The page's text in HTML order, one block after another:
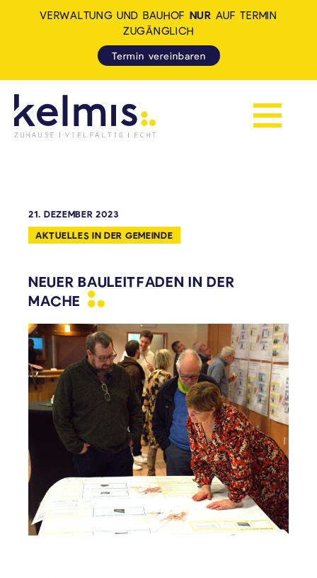
Navigation
VERWALTUNG UND BAUHOF NUR AUF TERMIN
ZUGÄNGLICH
Termin vereinbaren
21. DEZEMBER 2023
AKTUELLES IN DER GEMEINDE
NEUER BAULEITFADEN IN DER
MACHE